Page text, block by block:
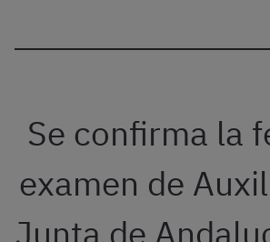
Se confirma la
examen de
Junta de